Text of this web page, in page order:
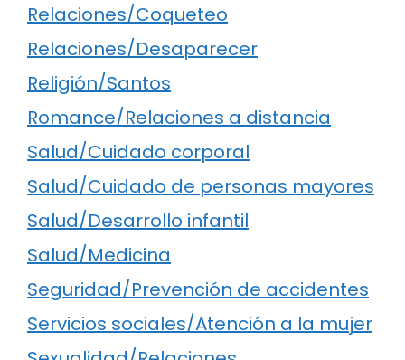
Relaciones/Coqueteo
Relaciones/Desaparecer
Religión/Santos
Romance/Relaciones a distancia
Salud/Cuidado corporal
Salud/Cuidado de personas mayores
Salud/Desarrollo infantil
Salud/Medicina
Seguridad/Prevención de accidentes
Servicios sociales/Atención a la mujer